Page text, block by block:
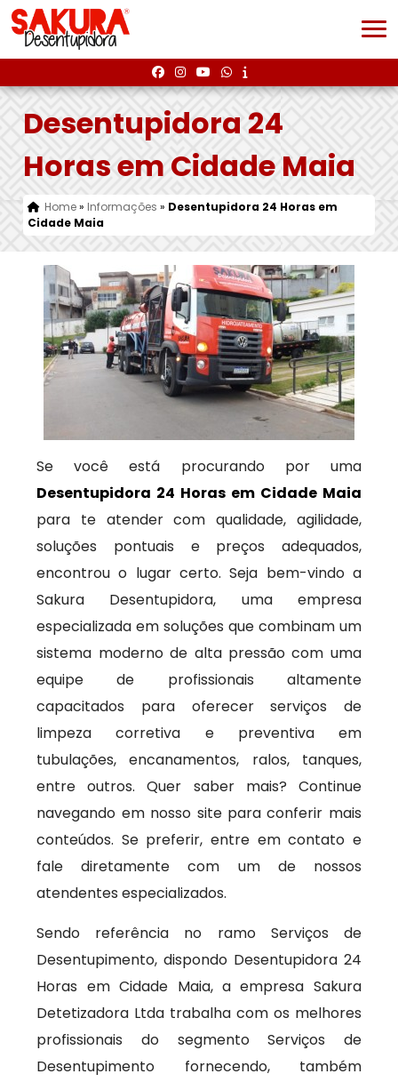
Desentupidora 24
Horas em Cidade Maia
Home» Informações » Desentupidora 24 Horas em
Cidade Maia
Se você está procurando por uma
Desentupidora 24 Horas em Cidade Maia
para te atender com qualidade, agilidade,
soluções pontuais e preços adequados,
encontrou o lugar certo. Seja bem-vindo a
Sakura Desentupidora, uma empresa
especializada em soluções que combinam um
sistema moderno de alta pressão com uma
equipe de profissionais altamente
capacitados para oferecer serviços de
limpeza corretiva e preventiva em
tubulações, encanamentos, ralos, tanques,
entre outros. Quer saber mais? Continue
navegando em nosso site para conferir mais
conteúdos. Se preferir, entre em contato e
fale diretamente com um de nossos
atendentes especializados.
Sendo referência no ramo Serviços de
Desentupimento, dispondo Desentupidora 24
Horas em Cidade Maia, a empresa Sakura
Detetizadora Ltda trabalha com os melhores
profissionais do segmento Serviços de
Desentupimento fornecendo, também